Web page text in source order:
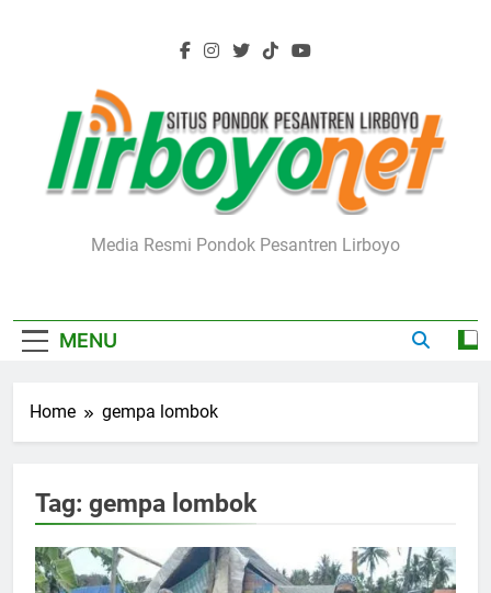
Lirboyo.net
Media Resmi Pondok Pesantren Lirboyo
MENU
Home gempa lombok
Tag: gempa lombok